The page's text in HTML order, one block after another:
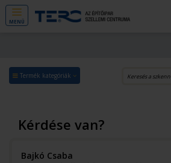
MENÜ
Termék kategóriák
Kérdése van?
Bajkó Csaba